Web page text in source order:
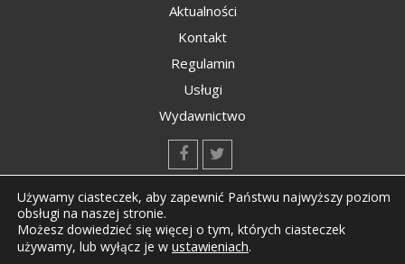
Aktualności
Kontakt
Regulamin
Usługi
Wydawnictwo
Używamy ciasteczek, aby zapewnić Państwu najwyższy poziom
obsługi na naszej stronie.
Możesz dowiedzieć się więcej o tym, których ciasteczek
używamy, lub wyłącz je w ustawieniach.